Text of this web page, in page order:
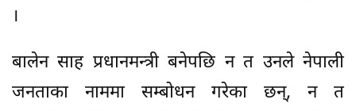
।
बालेन साह प्रधानमन्त्री बनेपछि न त उनले नेपाली
जनताका नाममा सम्बोधन गरेका छन्, न त